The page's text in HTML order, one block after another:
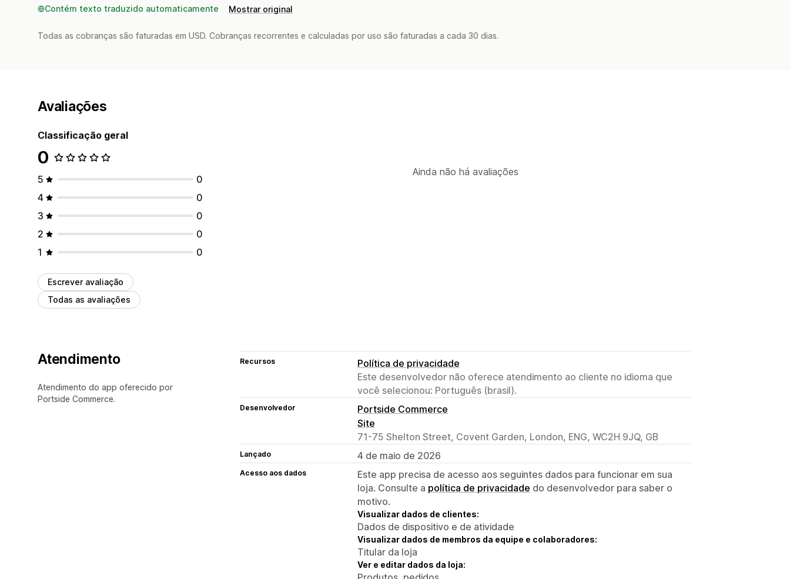
Contém texto traduzido automaticamente Mostrar original
Todas as cobranças são faturadas em USD. Cobranças recorrentes e calculadas por uso são faturadas a cada 30 dias.
Avaliações
Classificação geral
0
5
0
4
0
3
0
2
0
1
0
Escrever avaliação
Todas as avaliações
Ainda não há avaliações
Atendimento
Atendimento do app oferecido por
Portside Commerce.
Recursos
Política de privacidade
Este desenvolvedor não oferece atendimento ao cliente no idioma que
você selecionou: Português (brasil).
Desenvolvedor
Portside Commerce
Site
71-75 Shelton Street, Covent Garden, London, ENG, WC2H 9JQ, GB
Lançado 4 de maio de 2026
Acesso aos dados
Este app precisa de acesso aos seguintes dados para funcionar em sua
loja. Consulte a política de privacidade do desenvolvedor para saber o
motivo.
Visualizar dados de clientes:
Dados de dispositivo e de atividade
Visualizar dados de membros da equipe e colaboradores:
Titular da loja
Ver e editar dados da loja: